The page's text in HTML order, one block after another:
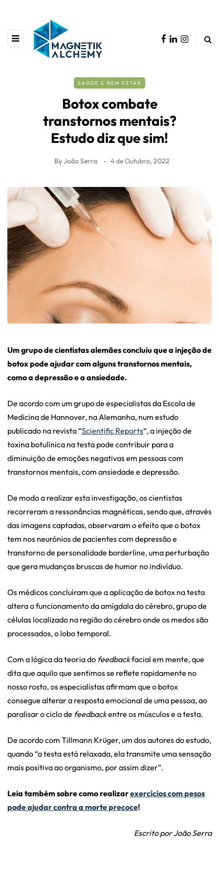
SAÚDE & BEM ESTAR
Botox combate
transtornos mentais?
Estudo diz que sim!
ByJoão Serra 4 de Outubro, 2022
Um grupo de cientistas alemães concluiu que a injeção de
botox pode ajudar com alguns transtornos mentais,
como a depressão e a ansiedade.
De acordo com um grupo de especialistas da Escola de
Medicina de Hannover, na Alemanha, num estudo
publicado na revista “Scientific Reports“, a injeção de
toxina botulínica na testa pode contribuir para a
diminuição de emoções negativas em pessoas com
transtornos mentais, com ansiedade e depressão.
De modo a realizar esta investigação, os cientistas
recorreram a ressonâncias magnéticas, sendo que, através
das imagens captadas, observaram o efeito que o botox
tem nos neurónios de pacientes com depressão e
transtorno de personalidade borderline, uma perturbação
que gera mudanças bruscas de humor no indivíduo.
Os médicos concluíram que a aplicação de botox na testa
altera o funcionamento da amígdala do cérebro, grupo de
células localizado na região do cérebro onde os medos são
processados, o lobo temporal.
Com a lógica da teoria do feedbackfacial em mente, que
dita que aquilo que sentimos se reflete rapidamente no
nosso rosto, os especialistas afirmam que o botox
consegue alterar a resposta emocional de uma pessoa, ao
paralisar o ciclo de feedbackentre os músculos e a testa.
De acordo com Tillmann Krüger, um dos autores do estudo,
quando “a testa está relaxada, ela transmite uma sensação
mais positiva ao organismo, por assim dizer”.
Leia também sobre como realizarexercícios com pesos
pode ajudar contra a morte precoce!
Escrito por João Serra